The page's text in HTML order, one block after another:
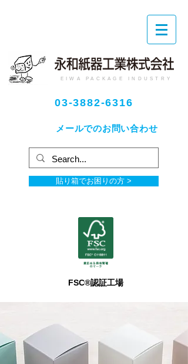
EIWA PACKAGE INDUSTRY
03-3882-6316
メールでのお問い合わせ
貼り箱でお困りの方 >
FSC®認証工場